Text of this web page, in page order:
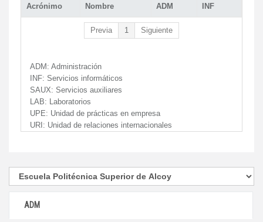
Acrónimo Nombre ADM INF
Previa 1 Siguiente
ADM: Administración
INF: Servicios informáticos
SAUX: Servicios auxiliares
LAB: Laboratorios
UPE: Unidad de prácticas en empresa
URI: Unidad de relaciones internacionales
ADM